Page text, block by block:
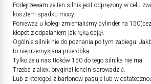
Podejrzewam że ten silnik jest odprężony w celu
kosztem spadku mocy.
Ponieważ u kolegi zmienialiśmy cylinder na
kłopot z odpalaniem jak ręką odjął.
Ogólnie silnik nie do poznania po tym zabiegu.
to nieprzemyślana przeróbka.
Tylko że u nas tłoków 150 do tego silnika nie ma.
Trzeba z aliex. oryginał loncin sprowadzić.
Lub z któregoś z bartonów pasuje lub w